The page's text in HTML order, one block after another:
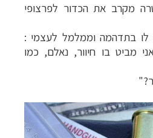
מקרב את הכדור לפרצופי
לו בתדהמה וממלמל לעצמי :
מביט בו חיוור, נאלם, כמו